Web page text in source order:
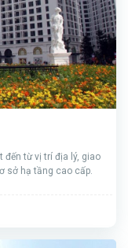
đến từ vị trí địa lý, giao
sở hạ tầng cao cấp.